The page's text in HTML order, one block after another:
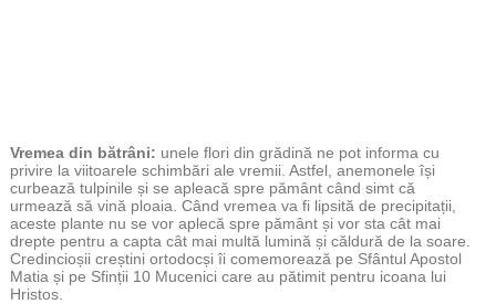
Vremea din bătrâni: unele flori din grădină ne pot informa cu
privire la viitoarele schimbări ale vremii. Astfel, anemonele își
curbează tulpinile și se apleacă spre pământ când simt că
urmează să vină ploaia. Când vremea va fi lipsită de precipitații,
aceste plante nu se vor aplecă spre pământ și vor sta cât mai
drepte pentru a capta cât mai multă lumină și căldură de la soare.
Credincioșii creștini ortodocși îi comemorează pe Sfântul Apostol
Matia și pe Sfinții 10 Mucenici care au pătimit pentru icoana lui
Hristos.